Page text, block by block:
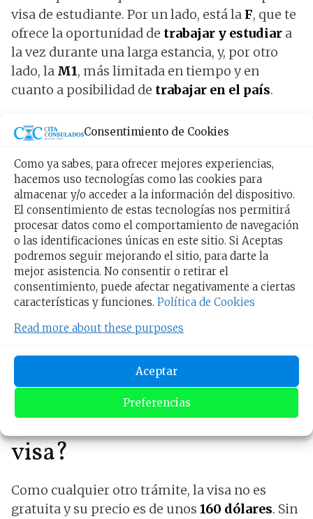
Consentimiento de Cookies
Como ya sabes, para ofrecer mejores experiencias,
hacemos uso tecnologías como las cookies para
almacenar y/o acceder a la información del dispositivo.
El consentimiento de estas tecnologías nos permitirá
procesar datos como el comportamiento de navegación
o las identificaciones únicas en este sitio. Si Aceptas
podremos seguir mejorando el sitio, para darte la
mejor asistencia. No consentir o retirar el
consentimiento, puede afectar negativamente a ciertas
características y funciones. Política de Cookies
Read more about these purposes
Aceptar
Preferencias
visa de estudiante. Por un lado, está la F, que te
ofrece la oportunidad de trabajar y estudiar a
la vez durante una larga estancia, y, por otro
lado, la M1, más limitada en tiempo y en
cuanto a posibilidad de trabajar en el país.
Recuerda que para obtener esta visa es
necesario contar con un justificante de
admisión previo en el centro de estudios o de la
universidad donde se va a estudiar.
Visa de inversionista en USA
Si tu intención esinvertir y hacer negocios en
los Estados Unidos, es preciso que solicites
una visa de tipoE-2, ideada para profesionales
cualificados que desean emprender y
desarrollarse en el país, siendo muy ventajoso,
¿Cuál es el precio de la
visa?
Como cualquier otro trámite, la visa no es
gratuita y su precio es de unos 160 dólares. Sin